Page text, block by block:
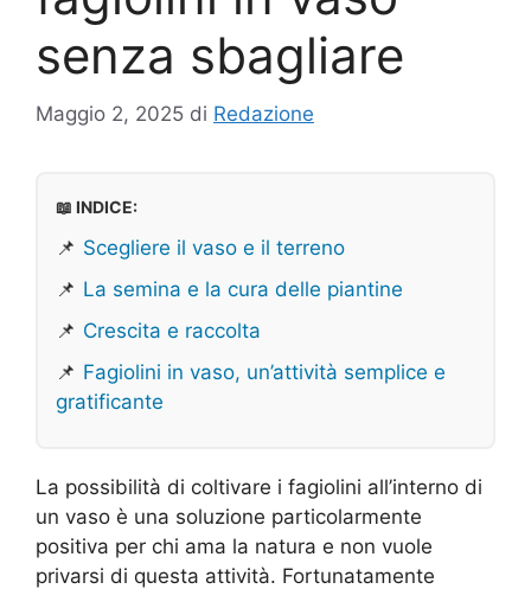
senza sbagliare
Maggio 2, 2025 di Redazione
📖 INDICE:
📌 Scegliere il vaso e il terreno
📌 La semina e la cura delle piantine
📌 Crescita e raccolta
📌 Fagiolini in vaso, un’attività semplice e
gratificante
La possibilità di coltivare i fagiolini all’interno di
un vaso è una soluzione particolarmente
positiva per chi ama la natura e non vuole
privarsi di questa attività. Fortunatamente